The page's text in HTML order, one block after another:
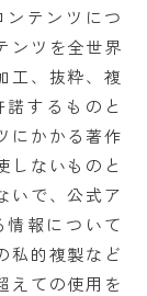
テンツにつ
ンツを全世界
工、抜粋、複
するものと
にかかる著作
しないものと
いで、公式ア
報について
私的複製など
えての使用を